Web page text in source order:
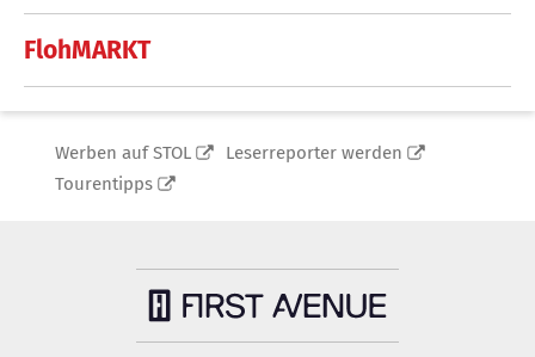
FlohMARKT
Werben auf STOL
Leserreporter werden
Tourentipps